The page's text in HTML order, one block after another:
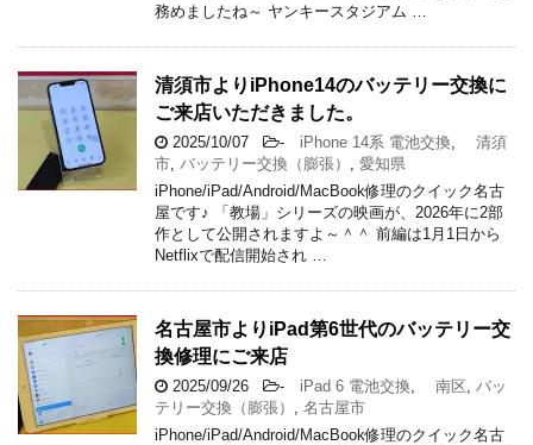
務めましたね～ ヤンキースタジアム …
清須市よりiPhone14のバッテリー交換に
ご来店いただきました。
2025/10/07 - iPhone 14系 電池交換
清須
市 バッテリー交換（膨張）
愛知県
iPhone/iPad/Android/MacBook修理のクイック名古
屋です♪ 「教場」シリーズの映画が、2026年に2部
作として公開されますよ～＾＾ 前編は1月1日から
Netflixで配信開始され …
名古屋市よりiPad第6世代のバッテリー交
換修理にご来店
2025/09/26 - iPad 6 電池交換 南区
バッ
テリー交換（膨張）
名古屋市
iPhone/iPad/Android/MacBook修理のクイック名古